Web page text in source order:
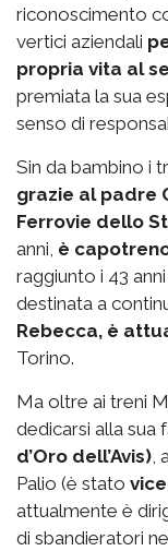
riconoscimento
vertici aziendali
propria vita al
premiata la sua
senso di
Sin da bambino i
grazie al padre
Ferrovie dello
anni, è
raggiunto i 43
destinata a
Rebecca, è
Torino.
Ma oltre ai treni
dedicarsi alla sua
d’Oro dell’Avis),
Palio (è stato
attualmente è
di sbandieratori